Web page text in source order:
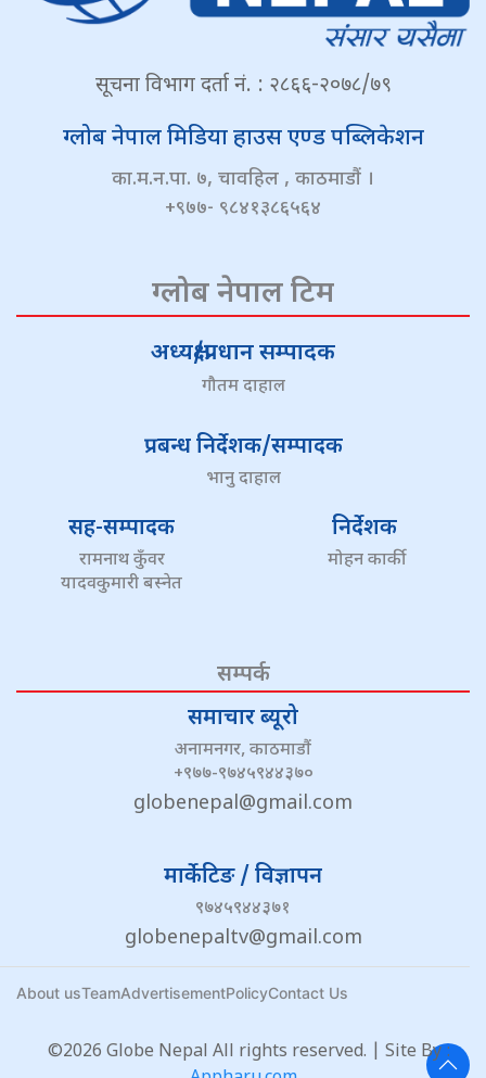
सूचना विभाग दर्ता नं. : २८६६-२०७८/७९
ग्लोब नेपाल मिडिया हाउस एण्ड पब्लिकेशन
का.म.न.पा. ७, चावहिल , काठमाडौं ।
+९७७- ९८४१३८६५६४
ग्लोब नेपाल टिम
अध्यक्ष/प्रधान सम्पादक
गौतम दाहाल
प्रबन्ध निर्देशक/सम्पादक
भानु दाहाल
सह-सम्पादक
रामनाथ कुँवर
यादवकुमारी बस्नेत
निर्देशक
मोहन कार्की
सम्पर्क
समाचार ब्यूरो
अनामनगर, काठमाडौं
+९७७-९७४५९४४३७०
globenepal@gmail.com
मार्केटिङ / विज्ञापन
९७४५९४४३७१
globenepaltv@gmail.com
About usTeamAdvertisementPolicyContact Us
©2026 Globe Nepal All rights reserved. | Site By :